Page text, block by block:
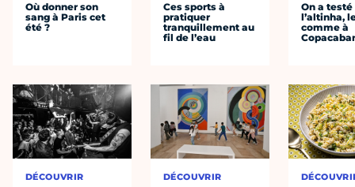
Où donner son
sang à Paris cet
été ?
DÉCOUVRIR
Ces sports à
pratiquer
tranquillement au
fil de l’eau
DÉCOUVRIR
On a testé
l’altinha,
comme à